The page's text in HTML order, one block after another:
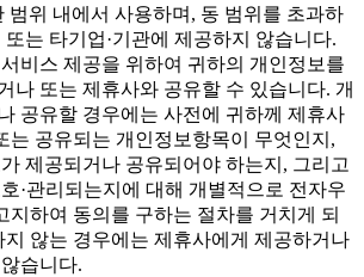
범위 내에서 사용하며, 동 범위를 초과하
는 타기업·기관에 제공하지 않습니다.
비스 제공을 위하여 귀하의 개인정보를
나 또는 제휴사와 공유할 수 있습니다. 개
공유할 경우에는 사전에 귀하께 제휴사
는 공유되는 개인정보항목이 무엇인지,
제공되거나 공유되어야 하는지, 그리고
·관리되는지에 대해 개별적으로 전자우
지하여 동의를 구하는 절차를 거치게 되
지 않는 경우에는 제휴사에게 제공하거나
습니다.